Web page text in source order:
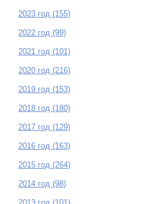
2023 год (155)
2022 год (99)
2021 год (101)
2020 год (216)
2019 год (153)
2018 год (180)
2017 год (129)
2016 год (163)
2015 год (264)
2014 год (98)